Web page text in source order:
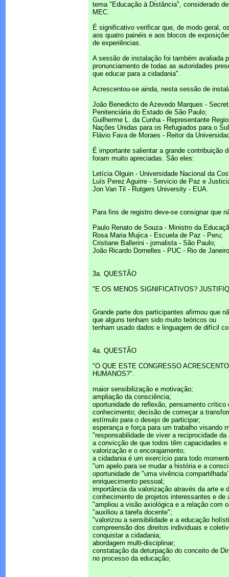
tema "Educação à Distância", considerado
MEC.
É significativo verificar que, de modo geral,
aos quatro painéis e aos blocos de
de experiências.
A sessão de instalação foi também avaliada
pronunciamento de todas as autoridades
que educar para a cidadania".
Acrescentou-se ainda, nesta sessão de
João Benedicto de Azevedo Marques -
Penitenciária do Estado de São Paulo;
Guilherme L. da Cunha - Representante
Nações Unidas para os Refugiados para o
Flávio Fava de Moraes - Reitor da
É importante salientar a grande contribuição
foram muito apreciadas. São eles:
Letícia Olguin - Universidade Nacional da
Luís Perez Aguirre - Servicio de Paz e
Jon Van Til - Rutgers University - EUA.
Para fins de registro deve-se consignar que
Paulo Renato de Souza - Ministro da
Rosa Maria Mujica - Escuela de Paz - Peru;
Cristiane Ballerini - jornalista - São Paulo;
João Ricardo Dornelles - PUC - Rio de
3a. QUESTÃO
"E OS MENOS SIGNIFICATIVOS?
Grande parte dos participantes afirmou que
que alguns tenham sido muito teóricos ou
tenham usado dados e linguagem de difícil
4a. QUESTÃO
"O QUE ESTE CONGRESSO
HUMANOS?".
maior sensibilização e motivação;
ampliação da consciência;
oportunidade de reflexão, pensamento crítico
conhecimento; decisão de começar a
estímulo para o desejo de participar;
esperança e força para um trabalho visando
"responsabilidade de viver a reciprocidade
a convicção de que todos têm capacidades
valorização e o encorajamento;
a cidadania é um exercício para todo
"um apelo para se mudar a história e a
oportunidade de "uma vivência
enriquecimento pessoal;
importância da valorização através da arte e
conhecimento de projetos interessantes e de
"ampliou a visão axiológica e a relação com
"auxiliou a tarefa docente";
"valorizou a sensibilidade e a educação
compreensão dos direitos individuais e
conquistar a cidadania;
abordagem multi-disciplinar;
constatação da deturpação do conceito de
no processo da educação;